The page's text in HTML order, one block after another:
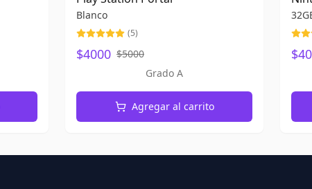
Blanco
(5)
$4000 $5000
Grado A
Agregar al carrito